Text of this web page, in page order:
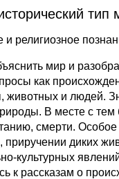
тип
религиозное
мир и
как
и людей.
В месте с
смерти.
диких
культурных
к рассказам о